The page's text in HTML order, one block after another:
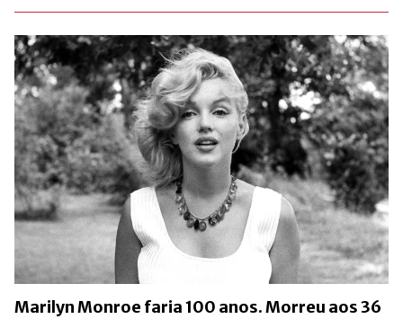
Marilyn Monroe faria 100 anos. Morreu aos 36